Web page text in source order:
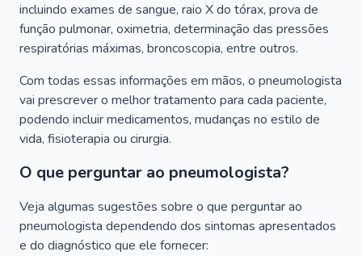
incluindo exames de sangue, raio X do tórax, prova de
função pulmonar, oximetria, determinação das pressões
respiratórias máximas, broncoscopia, entre outros.
Com todas essas informações em mãos, o pneumologista
vai prescrever o melhor tratamento para cada paciente,
podendo incluir medicamentos, mudanças no estilo de
vida, fisioterapia ou cirurgia.
O que perguntar ao pneumologista?
Veja algumas sugestões sobre o que perguntar ao
pneumologista dependendo dos sintomas apresentados
e do diagnóstico que ele fornecer: